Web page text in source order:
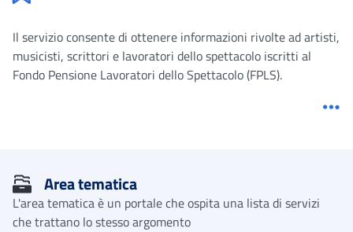
Il servizio consente di ottenere informazioni rivolte ad artisti,
musicisti, scrittori e lavoratori dello spettacolo iscritti al
Fondo Pensione Lavoratori dello Spettacolo (FPLS).
Area tematica
L'area tematica è un portale che ospita una lista di servizi
che trattano lo stesso argomento